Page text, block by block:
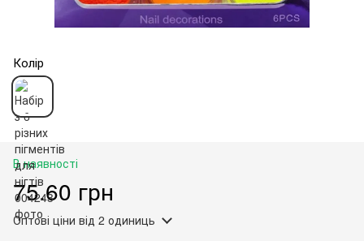
Колір
В наявності
75.60 грн
Оптові ціни від 2 одиниць